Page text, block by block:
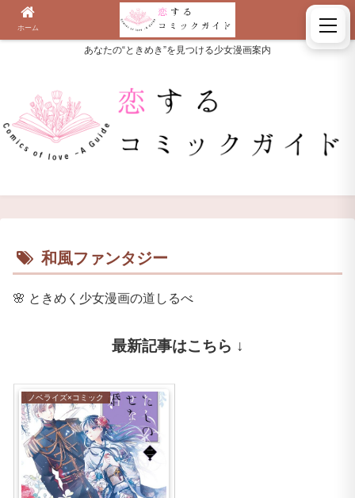
あなたの“ときめき”を見つける少女漫画案内
和風ファンタジー
🌸 ときめく少女漫画の道しるべ
最新記事はこちら ↓
ノベライズ×コミック
ホーム 検索